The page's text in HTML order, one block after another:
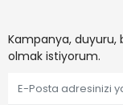
Kampanya,
olmak istiyorum.